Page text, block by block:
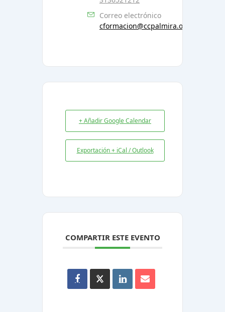
Correo electrónico
cformacion@ccpalmira.org.co
+ Añadir Google Calendar
Exportación + iCal / Outlook
COMPARTIR ESTE EVENTO